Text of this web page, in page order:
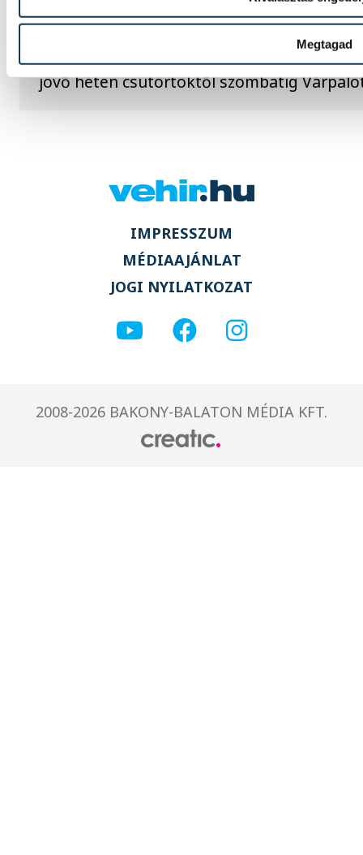
Megtagad
versenynek
Japán indulója is lesz a 23. HunGarian
jövő héten csütörtöktől szombatig
IMPRESSZUM
MÉDIAAJÁNLAT
JOGI NYILATKOZAT
2008-2026 BAKONY-BALATON MÉDIA KFT.